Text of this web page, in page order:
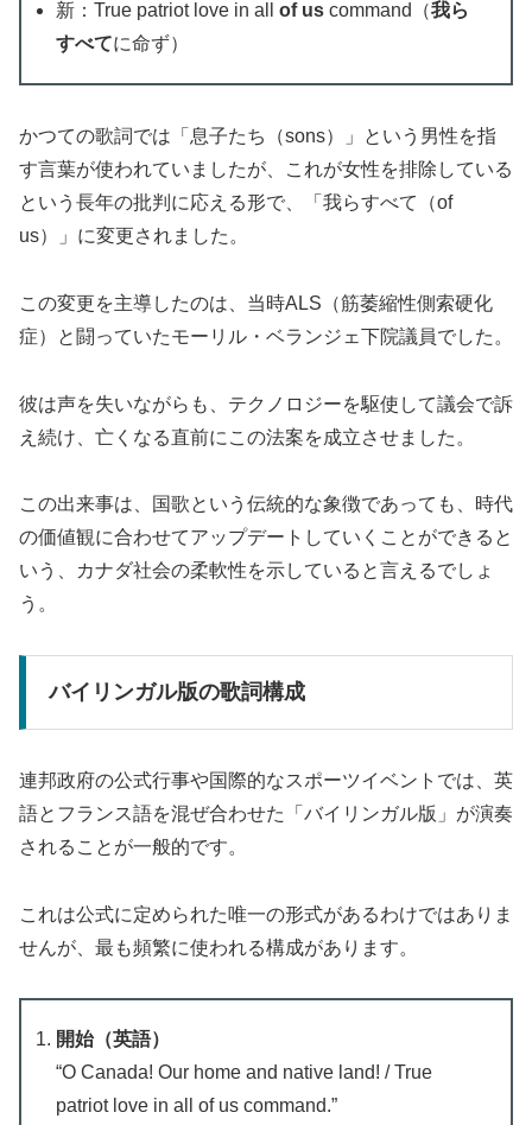
新：True patriot love in allof us command（我ら
すべてに命ず）
かつての歌詞では「息子たち（sons）」という男性を指
す言葉が使われていましたが、これが女性を排除している
という長年の批判に応える形で、「我らすべて（of
us）」に変更されました。
この変更を主導したのは、当時ALS（筋萎縮性側索硬化
症）と闘っていたモーリル・ベランジェ下院議員でした。
彼は声を失いながらも、テクノロジーを駆使して議会で訴
え続け、亡くなる直前にこの法案を成立させました。
この出来事は、国歌という伝統的な象徴であっても、時代
の価値観に合わせてアップデートしていくことができると
いう、カナダ社会の柔軟性を示していると言えるでしょ
う。
バイリンガル版の歌詞構成
連邦政府の公式行事や国際的なスポーツイベントでは、英
語とフランス語を混ぜ合わせた「バイリンガル版」が演奏
されることが一般的です。
これは公式に定められた唯一の形式があるわけではありま
せんが、最も頻繁に使われる構成があります。
開始（英語）
“O Canada! Our home and native land! / True
patriot love in all of us command.”